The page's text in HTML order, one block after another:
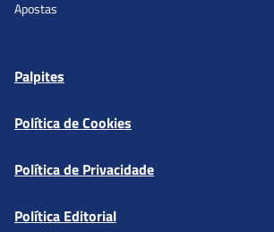
Palpites
Política de Cookies
Política de Privacidade
Política Editorial